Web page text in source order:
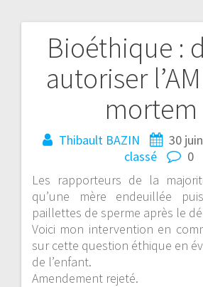
Bioéthique :
autoriser
mortem
Thibault BAZIN 30
classé
0
Les rapporteurs de la
qu’une mère endeuillée
paillettes de sperme après le
Voici mon intervention en
sur cette question éthique en
de l’enfant.
Amendement rejeté.